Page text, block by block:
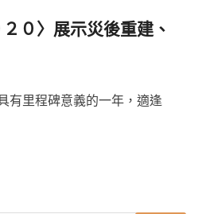
２０〉展示災後重建、
有里程碑意義的一年，適逢